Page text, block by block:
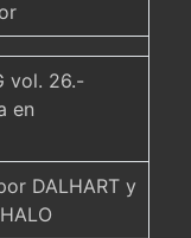
vol. 26.-
en
DALHART y